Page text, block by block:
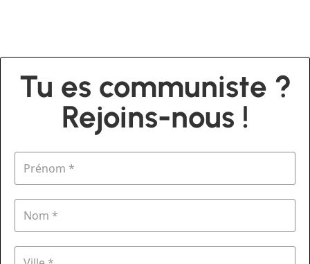
Tu es communiste ?
Rejoins-nous !